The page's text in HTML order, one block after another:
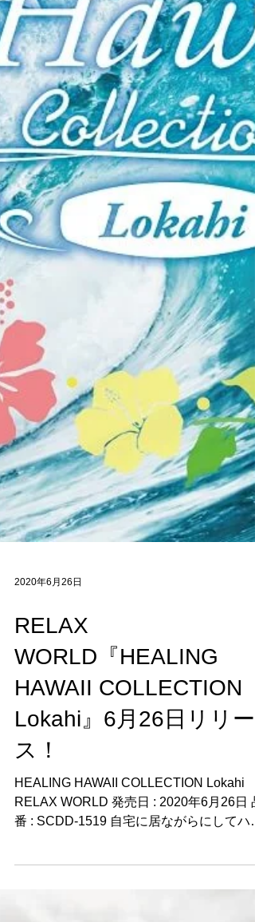
2020年6月26日
WORLD『HEALING
HAWAII COLLECTION
Lokahi』6月26日リリー
ス！
HEALING HAWAII COLLECTION Lokahi
番 : SCDD-1519 自宅に居ながらにしてハ
イの気分が味わえる「オウチ・ハワイ」体